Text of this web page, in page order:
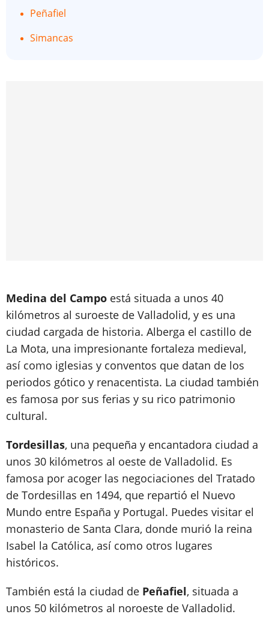
Peñafiel
Simancas
Medina del Campo está situada a unos 40
kilómetros al suroeste de Valladolid, y es una
ciudad cargada de historia. Alberga el castillo de
La Mota, una impresionante fortaleza medieval,
así como iglesias y conventos que datan de los
periodos gótico y renacentista. La ciudad también
es famosa por sus ferias y su rico patrimonio
cultural.
Tordesillas, una pequeña y encantadora ciudad a
unos 30 kilómetros al oeste de Valladolid. Es
famosa por acoger las negociaciones del Tratado
de Tordesillas en 1494, que repartió el Nuevo
Mundo entre España y Portugal. Puedes visitar el
monasterio de Santa Clara, donde murió la reina
Isabel la Católica, así como otros lugares
históricos.
También está la ciudad de Peñafiel, situada a
unos 50 kilómetros al noroeste de Valladolid.